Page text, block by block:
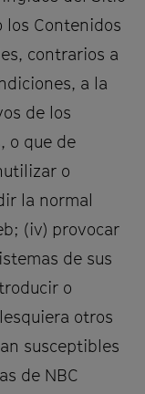
Contenidos
contrarios a
a la
de los
o que de
o
la normal
(iv) provocar
de sus
o
otros
susceptibles
de NBC